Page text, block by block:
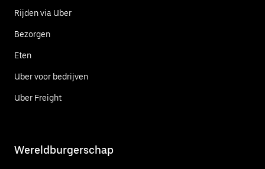
Rijden via Uber
Bezorgen
Eten
Uber voor bedrijven
Uber Freight
Wereldburgerschap